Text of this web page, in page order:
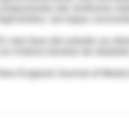
En otra fase del estudio se
New England Journal of